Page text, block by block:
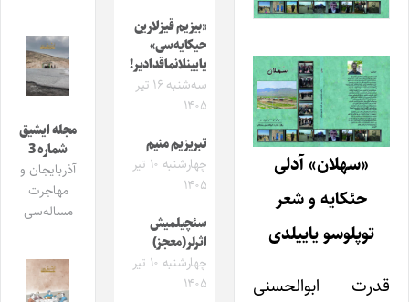
«سهلان» آدلی
حئکایه و شعر
توپلوسو یاییلدی
قدرت‌ ابوالحسنی
«بیزیم قیزلارین
حیکایه‌سی»
یایینلانماقدادیر!
سه‌شنبه ۱۶ تیر
۱۴۰۵
تبریزیم منیم
چهارشنبه ۱۰ تیر
۱۴۰۵
سئچیلمیش
اثرلر(معجز)
چهارشنبه ۱۰ تیر
۱۴۰۵
مجله ایشیق
شماره 3
آذربایجان و
مهاجرت
مساله‌سی